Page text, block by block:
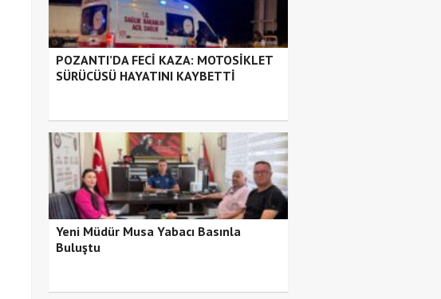
POZANTI’DA FECİ KAZA: MOTOSİKLET
SÜRÜCÜSÜ HAYATINI KAYBETTİ
Yeni Müdür Musa Yabacı Basınla
Buluştu